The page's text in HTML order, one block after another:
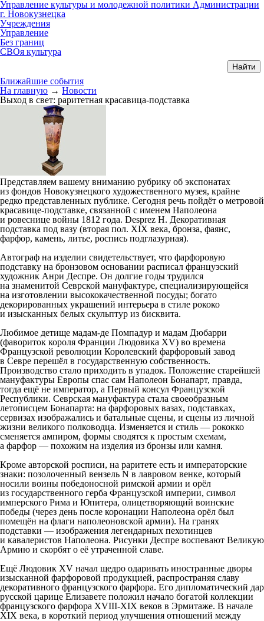
Управление культуры и молодежной политики Администрации
г. Новокузнецка
Учреждения
Управление
Без границ
СВОя культура
Ближайшие события
На главную → Новости
Выход в свет: раритетная красавица-подставка
Представляем вашему вниманию рубрику об экспонатах
из фондов Новокузнецкого художественного музея, крайне
редко представленных публике. Сегодня речь пойдёт о метровой
красавице-подставке, связанной с именем Наполеона
и ровеснице войны 1812 года. Desprez H. Декоративная
подставка под вазу (вторая пол. XIX века, бронза, фаянс,
фарфор, камень, литье, роспись подглазурная).
Автограф на изделии свидетельствует, что фарфоровую
подставку на бронзовом основании расписал французский
художник Анри Деспре. Он долгие годы трудился
на знаменитой Севрской мануфактуре, специализирующейся
на изготовлении высококачественной посуды; богато
декорированных украшений интерьера в стиле рококо
и изысканных белых скульптур из бисквита.
Любимое детище мадам-де Помпадур и мадам Дюбарри
(фавориток короля Франции Людовика XV) во времена
Французской революции Королевский фарфоровый завод
в Севре перешёл в государственную собственность.
Производство стало приходить в упадок. Положение старейшей
мануфактуры Европы спас сам Наполеон Бонапарт, правда,
тогда ещё не император, а Первый консул Французской
Республики. Севрская мануфактура стала своеобразным
летописцем Бонапарта: на фарфоровых вазах, подставках,
сервизах изображались и батальные сцены, и сцены из личной
жизни великого полководца. Изменяется и стиль — рококко
сменяется ампиром, формы сводятся к простым схемам,
а фарфор — похожим на изделия из бронзы или камня.
Кроме авторской росписи, на раритете есть и императорские
знаки: позолоченный вензель N в лавровом венке, который
носили воины победоносной римской армии и орёл
из государственного герба Французской империи, символ
имперского Рима и Юпитера, олицетворяющий воинские
победы (через день после коронации Наполеона орёл был
помещён на флаги наполеоновской армии). На гранях
подставки — изображения легендарных пехотинцев
и кавалеристов Наполеона. Рисунки Деспре воспевают Великую
Армию и скорбят о её утраченной славе.
Ещё Людовик XV начал щедро одаривать иностранные дворы
изысканной фарфоровой продукцией, распространяя славу
декоративного французского фарфора. Его дипломатический дар
русской царице Елизавете положил начало богатой коллекции
французского фарфора XVIII-XIX веков в Эрмитаже. В начале
XIX века, в короткий период улучшения отношений между